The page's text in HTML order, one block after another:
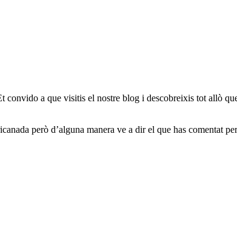
a que visitis el nostre blog i descobreixis tot allò
però d’alguna manera ve a dir el que has comentat